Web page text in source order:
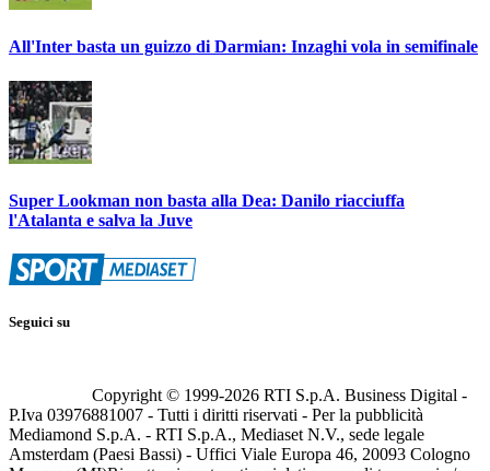
All'Inter basta un guizzo di Darmian: Inzaghi vola in semifinale
Super Lookman non basta alla Dea: Danilo riacciuffa
l'Atalanta e salva la Juve
Seguici su
Copyright © 1999-2026 RTI S.p.A. Business Digital -
P.Iva 03976881007 - Tutti i diritti riservati - Per la pubblicità
Mediamond S.p.A. - RTI S.p.A., Mediaset N.V., sede legale
Amsterdam (Paesi Bassi) - Uffici Viale Europa 46, 20093 Cologno